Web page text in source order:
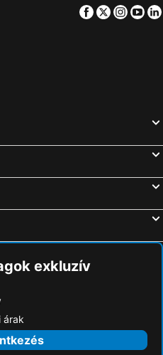
Gyopárosfürdő
Zugló
Platán Strand
Hegyvidék
Visegrádi Nemzetközi Palotajátékok
Facebook
Twitter
exkluzív
árak